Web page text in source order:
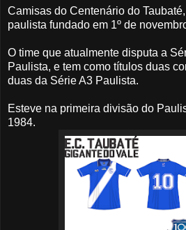
Camisas do Centenário do
paulista fundado em 1º de
O time que atualmente disputa a
Paulista, e tem como títulos duas
duas da Série A3 Paulista.
Esteve na primeira divisão do
1984.